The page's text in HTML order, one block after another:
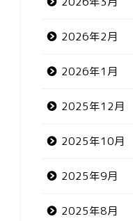
2026年2月
2026年1月
2025年12月
2025年10月
2025年9月
2025年8月